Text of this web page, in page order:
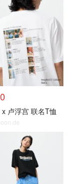
x 卢浮宫 联名T恤